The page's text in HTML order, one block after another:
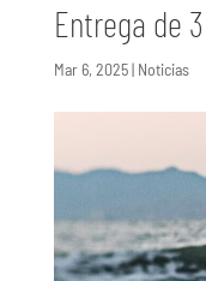
Entrega de
Mar 6, 2025| Noticias